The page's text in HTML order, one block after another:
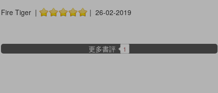
Fire Tiger | | 26-02-2019
更多書評 1